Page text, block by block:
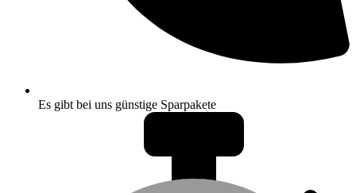
Es gibt bei uns günstige Sparpakete